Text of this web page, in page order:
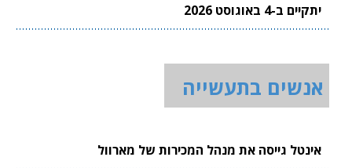
יתקיים ב-4 באוגוסט 2026
אנשים בתעשייה
אינטל גייסה את מנהל המכירות של מארוול